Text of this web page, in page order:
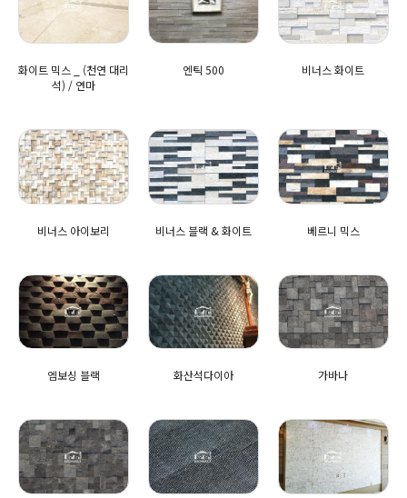
화이트 믹스 _ (천연 대리
석) / 연마
엔틱 500 비너스 화이트
비너스 아이보리 비너스 블랙 & 화이트 베르니 믹스
엠보싱 블랙 화산석다이아 가바나